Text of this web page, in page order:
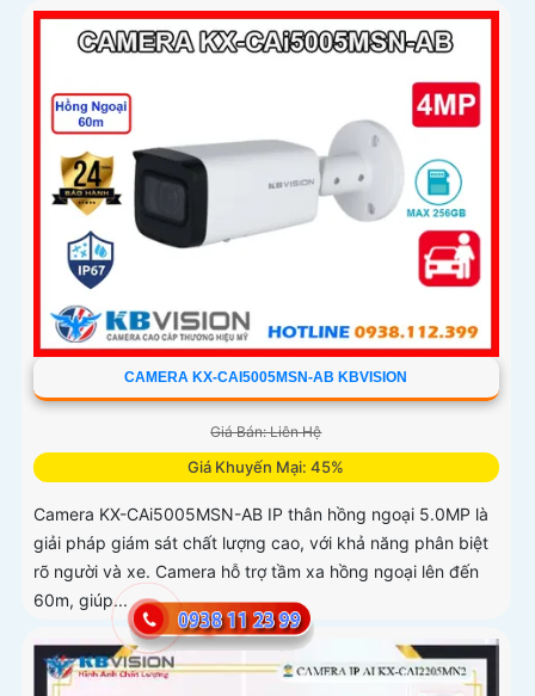
CAMERA KX-CAI5005MSN-AB KBVISION
Giá Bán: Liên Hệ
Giá Khuyến Mại: 45%
Camera KX-CAi5005MSN-AB IP thân hồng ngoại 5.0MP là
giải pháp giám sát chất lượng cao, với khả năng phân biệt
rõ người và xe. Camera hỗ trợ tầm xa hồng ngoại lên đến
60m, giúp...